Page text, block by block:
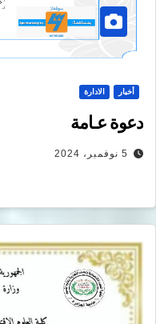
أخبار الادارة
دعوة عـامة
5 نوفمبر، 2024